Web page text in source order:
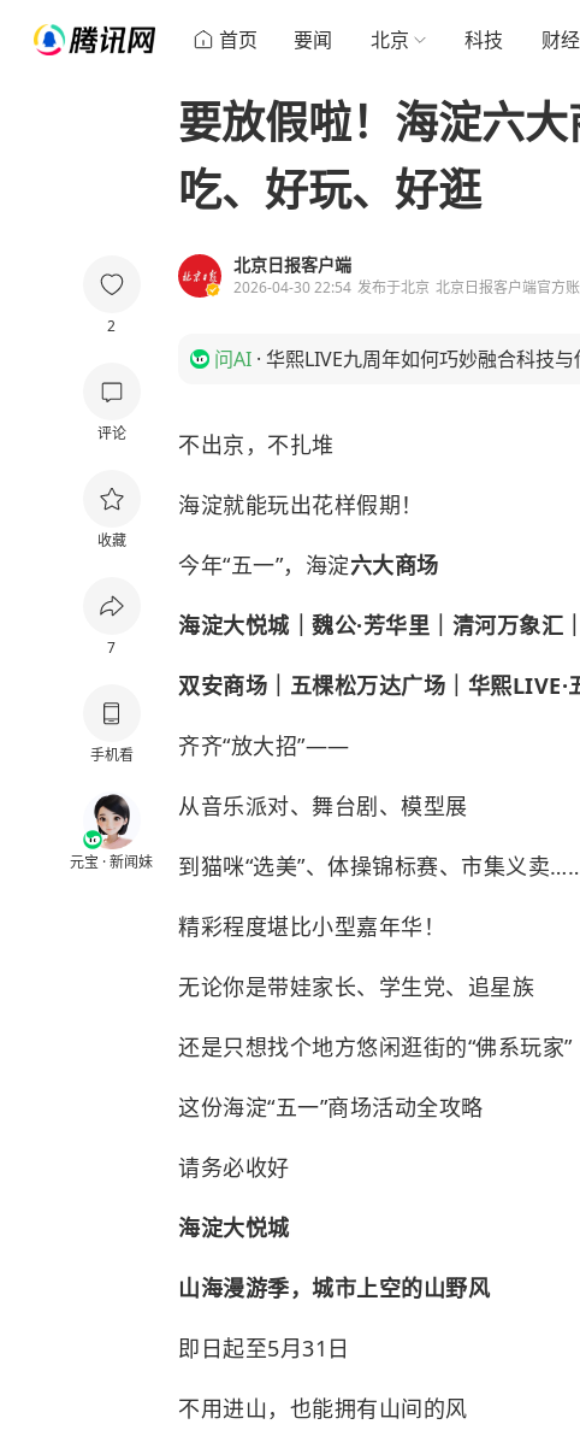
首页 要闻 北京 科技 财经
2
评论
收藏
7
手机看
元宝 · 新闻妹
要放假啦！海淀六
吃、好玩、好逛
北京日报客户端
2026-04-30 22:54 发布于北京 北京日报客户端官方
问AI · 华熙LIVE九周年如何巧妙融合科技与
不出京，不扎堆
海淀就能玩出花样假期！
今年“五一”，海淀六大商场
海淀大悦城｜魏公·芳华里｜清河万象汇｜
双安商场｜五棵松万达广场｜华熙LIVE·
齐齐“放大招”——
从音乐派对、舞台剧、模型展
到猫咪“选美”、体操锦标赛、市集义卖
精彩程度堪比小型嘉年华！
无论你是带娃家长、学生党、追星族
还是只想找个地方悠闲逛街的“佛系玩家”
这份海淀“五一”商场活动全攻略
请务必收好
海淀大悦城
山海漫游季，城市上空的山野风
即日起至5月31日
不用进山，也能拥有山间的风